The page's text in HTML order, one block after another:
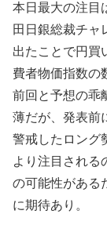
本日最大の注目
田日銀総裁チャ
出たことで円買
費者物価指数の
前回と予想の乖
薄だが、発表前
警戒したロング
より注目される
の可能性がある
に期待あり。